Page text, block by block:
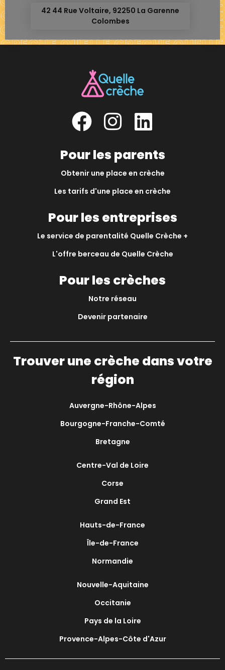
42 44 Rue Voltaire, 92250 La Garenne
Colombes
Pour les parents
Obtenir une place en crèche
Les tarifs d'une place en crèche
Pour les entreprises
Le service de parentalité Quelle Crèche +
L'offre berceau de Quelle Crèche
Pour les crèches
Notre réseau
Devenir partenaire
Trouver une crèche dans votre
région
Auvergne-Rhône-Alpes
Bourgogne-Franche-Comté
Bretagne
Centre-Val de Loire
Corse
Grand Est
Hauts-de-France
Île-de-France
Normandie
Nouvelle-Aquitaine
Occitanie
Pays de la Loire
Provence-Alpes-Côte d'Azur